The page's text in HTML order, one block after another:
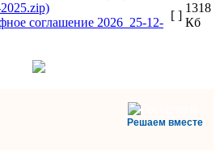
соглашение 2026_25-12-
[ ]
1318
Кб
Решаем вместе